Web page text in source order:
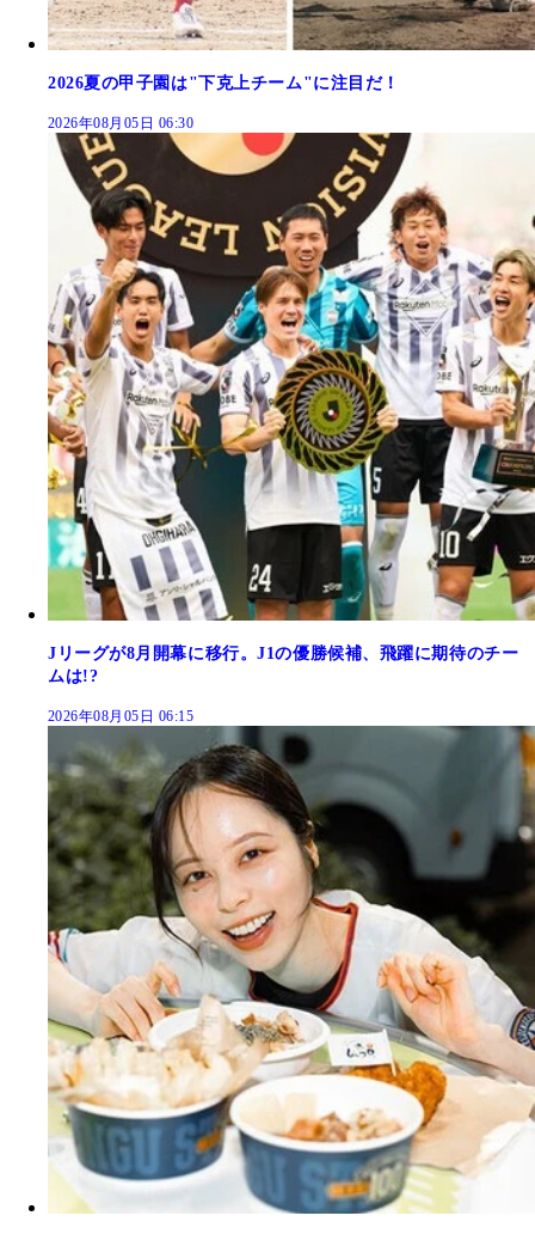
2026夏の甲子園は"下克上チーム"に注目だ！
2026年08月05日 06:30
Jリーグが8月開幕に移行。J1の優勝候補、飛躍に期待のチー
ムは!?
2026年08月05日 06:15